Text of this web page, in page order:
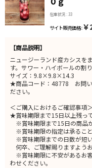
在庫状況 : 33
サイト販売価格 :
【商品説明】
ニュージーランド産カシスを
す。サワー・ハイボールの割
サイズ：9.8×9.8×14.3
★商品コード：48778 お問い
ださい。
＜ご購入におけるご確認事項＞
★賞味期限まで15日以上残っ
※賞味期限まで15日の商品
※賞味期限の指定は承ること
※賞味期限までの日数が短い
何卒、ご理解賜りますよう
※賞味期限に不安があるお
わせください。